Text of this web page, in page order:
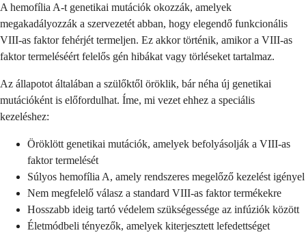
A hemofília A-t genetikai mutációk okozzák, amelyek
megakadályozzák a szervezetét abban, hogy elegendő funkcionális
VIII-as faktor fehérjét termeljen. Ez akkor történik, amikor a VIII-as
faktor termeléséért felelős gén hibákat vagy törléseket tartalmaz.
Az állapotot általában a szülőktől öröklik, bár néha új genetikai
mutációként is előfordulhat. Íme, mi vezet ehhez a speciális
kezeléshez:
Öröklött genetikai mutációk, amelyek befolyásolják a VIII-as
faktor termelését
Súlyos hemofília A, amely rendszeres megelőző kezelést igényel
Nem megfelelő válasz a standard VIII-as faktor termékekre
Hosszabb ideig tartó védelem szükségessége az infúziók között
Életmódbeli tényezők, amelyek kiterjesztett lefedettséget